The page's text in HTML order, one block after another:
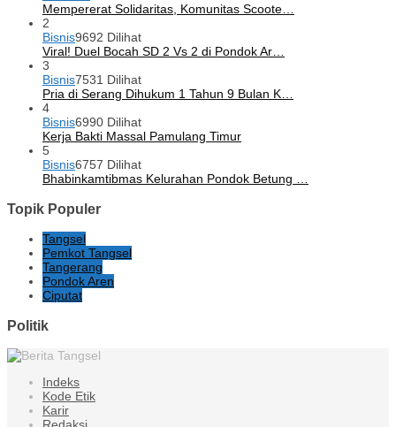
Mempererat Solidaritas, Komunitas Scoote…
2
Bisnis9692 Dilihat
Viral! Duel Bocah SD 2 Vs 2 di Pondok Ar…
3
Bisnis7531 Dilihat
Pria di Serang Dihukum 1 Tahun 9 Bulan K…
4
Bisnis6990 Dilihat
Kerja Bakti Massal Pamulang Timur
5
Bisnis6757 Dilihat
Bhabinkamtibmas Kelurahan Pondok Betung …
Topik Populer
Tangsel
Pemkot Tangsel
Tangerang
Pondok Aren
Ciputat
Politik
Indeks
Kode Etik
Karir